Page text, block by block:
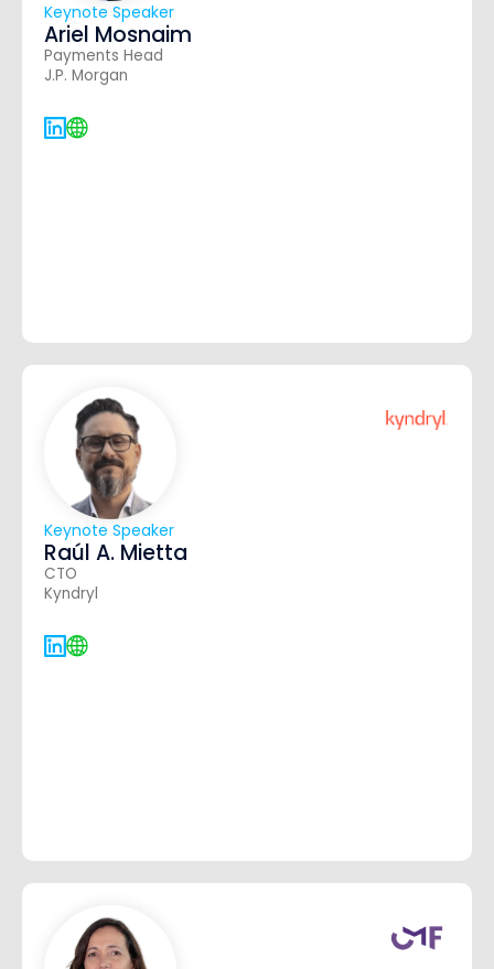
Keynote Speaker
Ariel Mosnaim
Payments Head
J.P. Morgan
Keynote Speaker
Raúl A. Mietta
CTO
Kyndryl